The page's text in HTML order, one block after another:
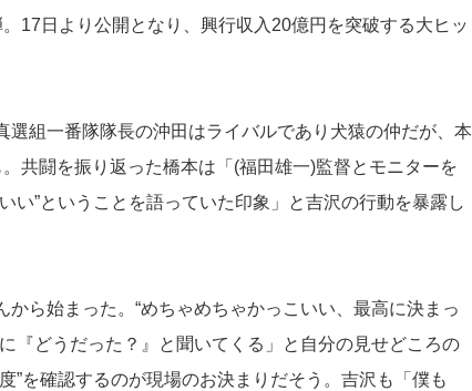
17日より公開となり、興行収入20億円を突破する大ヒッ
選組一番隊隊長の沖田はライバルであり犬猿の仲だが、本
共闘を振り返った橋本は「(福田雄一)監督とモニターを
い”ということを語っていた印象」と吉沢の行動を暴露し
ら始まった。“めちゃめちゃかっこいい、最高に決まっ
『どうだった？』と聞いてくる」と自分の見せどころの
”を確認するのが現場のお決まりだそう。吉沢も「僕も